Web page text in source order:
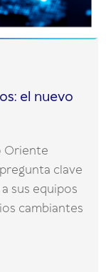
el nuevo
Oriente
clave
sus equipos
cambiantes